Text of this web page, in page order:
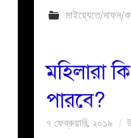
মাইয়্যেতে/দাফন/
মহিলারা
পারবে?
৭ ফেব্রুয়ারি, ২০১৯